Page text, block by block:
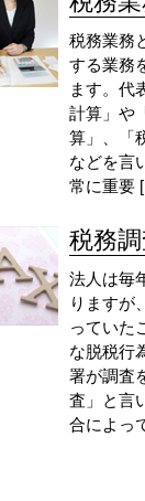
税務業務
する業務
ます。代
計算」や
算」、「
などを言
常に重要
税務
法人は毎
りますが
っていた
な脱税行
署が調査
査」と言
合によっ